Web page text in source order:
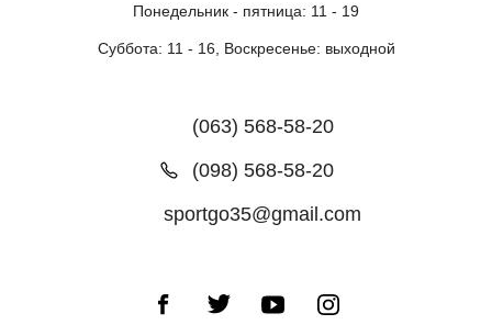
Понедельник - пятница: 11 - 19
Суббота: 11 - 16, Воскресенье: выходной
(063) 568-58-20
(098) 568-58-20
sportgo35@gmail.com